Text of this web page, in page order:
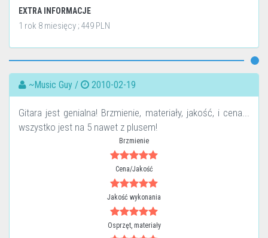
EXTRA INFORMACJE
1 rok 8 miesięcy ; 449 PLN
~Music Guy / 2010-02-19
Gitara jest genialna! Brzmienie, materiały, jakość, i cena...
wszystko jest na 5 nawet z plusem!
Brzmienie
Cena/Jakość
Jakość wykonania
Osprzęt, materiały